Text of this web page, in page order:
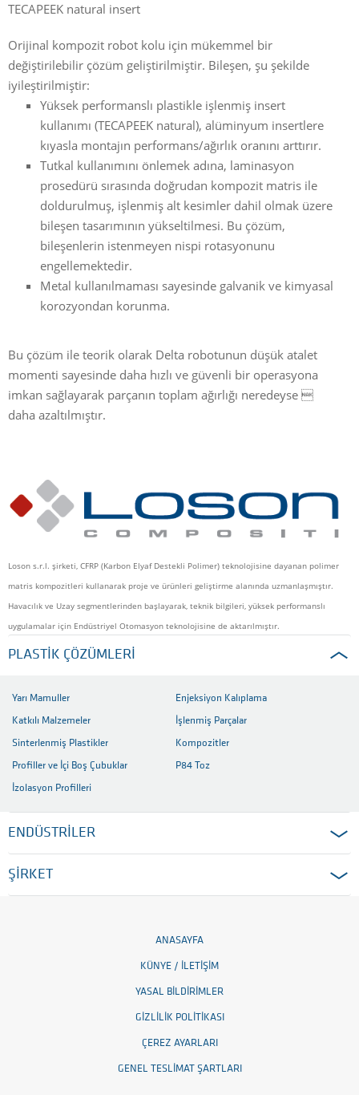
TECAPEEK natural insert
Orijinal kompozit robot kolu için mükemmel bir
değiştirilebilir çözüm geliştirilmiştir. Bileşen, şu şekilde
iyileştirilmiştir:
Yüksek performanslı plastikle işlenmiş insert
kullanımı (TECAPEEK natural), alüminyum insertlere
kıyasla montajın performans/ağırlık oranını arttırır.
Tutkal kullanımını önlemek adına, laminasyon
prosedürü sırasında doğrudan kompozit matris ile
doldurulmuş, işlenmiş alt kesimler dahil olmak üzere
bileşen tasarımının yükseltilmesi. Bu çözüm,
bileşenlerin istenmeyen nispi rotasyonunu
engellemektedir.
Metal kullanılmaması sayesinde galvanik ve kimyasal
korozyondan korunma.
Bu çözüm ile teorik olarak Delta robotunun düşük atalet
momenti sayesinde daha hızlı ve güvenli bir operasyona
imkan sağlayarak parçanın toplam ağırlığı neredeyse 
daha azaltılmıştır.
Loson s.r.l. şirketi, CFRP (Karbon Elyaf Destekli Polimer) teknolojisine dayanan polimer
matris kompozitleri kullanarak proje ve ürünleri geliştirme alanında uzmanlaşmıştır.
Havacılık ve Uzay segmentlerinden başlayarak, teknik bilgileri, yüksek performanslı
uygulamalar için Endüstriyel Otomasyon teknolojisine de aktarılmıştır.
PLASTIK ÇÖZÜMLERI
Yarı Mamuller
Katkılı Malzemeler
Sinterlenmiş Plastikler
Profiller ve İçi Boş Çubuklar
Enjeksiyon Kalıplama
İşlenmiş Parçalar
Kompozitler
P84 Toz
İzolasyon Profilleri
ENDÜSTRİLER
ŞİRKET
ANASAYFA
KÜNYE / İLETIŞIM
YASAL BILDIRIMLER
GIZLILIK POLITIKASI
ÇEREZ AYARLARI
GENEL TESLIMAT ŞARTLARI